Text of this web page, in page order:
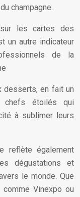
champagne.
les cartes des
un autre indicateur
de la
desserts, en fait un
chefs étoilés qui
à sublimer leurs
reflète également
dégustations et
le monde. Que
Vinexpo ou